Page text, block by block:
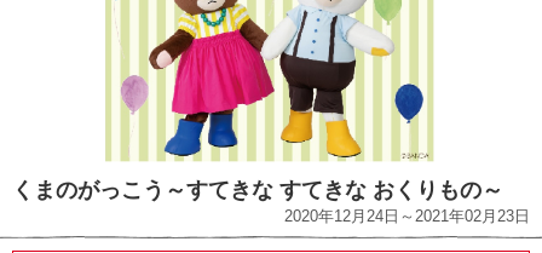
くまのがっこう～すてきな すてきな おくりもの～
2020年12月24日～2021年02月23日